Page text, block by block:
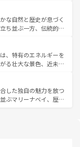
な魅力を心ゆくまで味
、新着の韓国情報はコンテンツ一
ノイの古い町並みやホ
物も、独特の雰囲気を
の豊かさとおいしさで
ムコーヒーなどは、ぜ
れてもあたたかい人々
と忘れられない旅にな
な自然と歴史が息づく
ち並ぶ一方、伝統的な
ェンマイなどの山岳地
ケットやクラビの美し
とができる。タイ料理
季節にも異なる楽しみ
人々、仏教を中心とし
訪れる旅人を魅了し続
、特有のエネルギーを
る壮大な景色、近未来
観光スポットが密集し
のも魅力。息をのむよ
港を存分に楽しみ尽く
した独自の魅力を放つ
ぶマリーナベイ、歴史